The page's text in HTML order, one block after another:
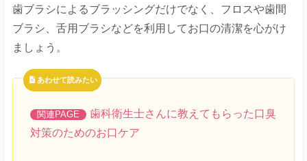
歯ブラシによるブラッシングだけでなく、フロスや歯間
ブラシ、舌用ブラシなどを利用してお口の清潔を心がけ
ましょう。
あわせて読みたい
歯科衛生士さんに教えてもらった口臭
対策のためのお口ケア